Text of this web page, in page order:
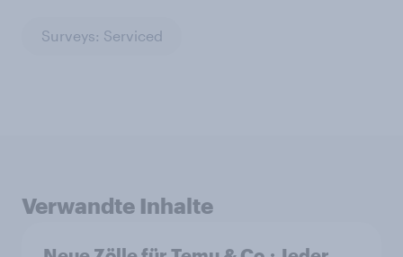
Surveys: Serviced
Verwandte Inhalte